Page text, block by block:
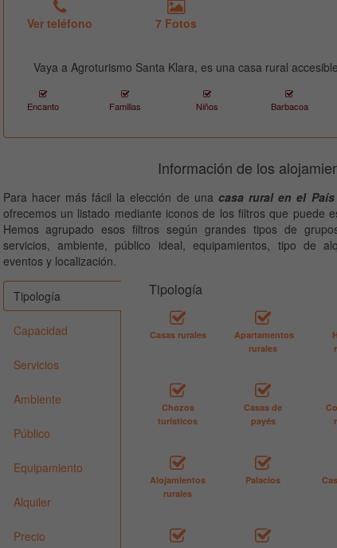
Ver teléfono 7 Fotos
Vaya a Agroturismo Santa Klara, es una casa rural
Encanto Familias Niños Barbacoa
Información de los
Para hacer más fácil la elección de una casa rural en el País
ofrecemos un listado mediante iconos de los filtros que puede
Hemos agrupado esos filtros según grandes tipos de
servicios, ambiente, público ideal, equipamientos, tipo de
eventos y localización.
Tipología
Capacidad
Servicios
Ambiente
Público
Equipamiento
Alquiler
Precio
Tipología
Casas rurales
Apartamentos
rurales
Chozos
turísticos
Casas de
payés
Alojamientos
rurales
Palacios